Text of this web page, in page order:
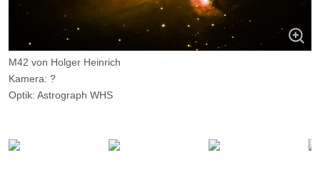
M42 von Holger Heinrich
Kamera: ?
Optik: Astrograph WHS
Ort: WHS-Essen